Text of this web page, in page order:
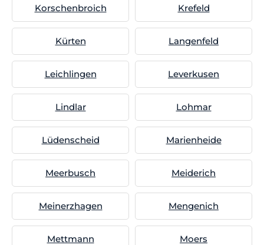
Korschenbroich Krefeld
Kürten Langenfeld
Leichlingen Leverkusen
Lindlar Lohmar
Lüdenscheid Marienheide
Meerbusch Meiderich
Meinerzhagen Mengenich
Mettmann Moers